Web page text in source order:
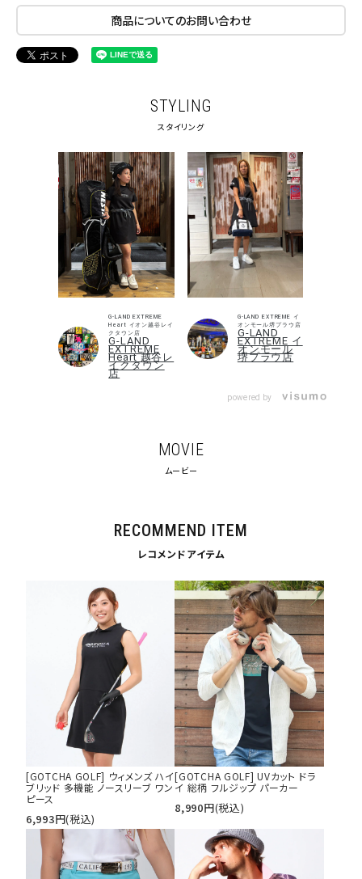
価格から探す
円 ～ 円
サイズ
S
M
L
XL
XXL
XXXL
29inc
30inc
32inc
34inc
36inc
38inc
40inc
KIDS
商品についてのお問い合わせ
STYLING
スタイリング
G-LAND EXTREME
Heart イオン越谷レイ
クタウン店
G-LAND
EXTREME
Heart 越谷レ
イクタウン
店
G-LAND EXTREME イ
オンモール堺プラウ店
G-LAND
EXTREME イ
オンモール
堺プラウ店
powered by
MOVIE
ムービー
RECOMMEND ITEM
レコメンドアイテム
[GOTCHA GOLF] ウィメンズ ハイ
ブリッド 多機能 ノースリーブ ワン
ピース
6,993円(税込)
[GOTCHA GOLF] UVカット ドラ
イ 総柄 フルジップ パーカー
8,990円(税込)